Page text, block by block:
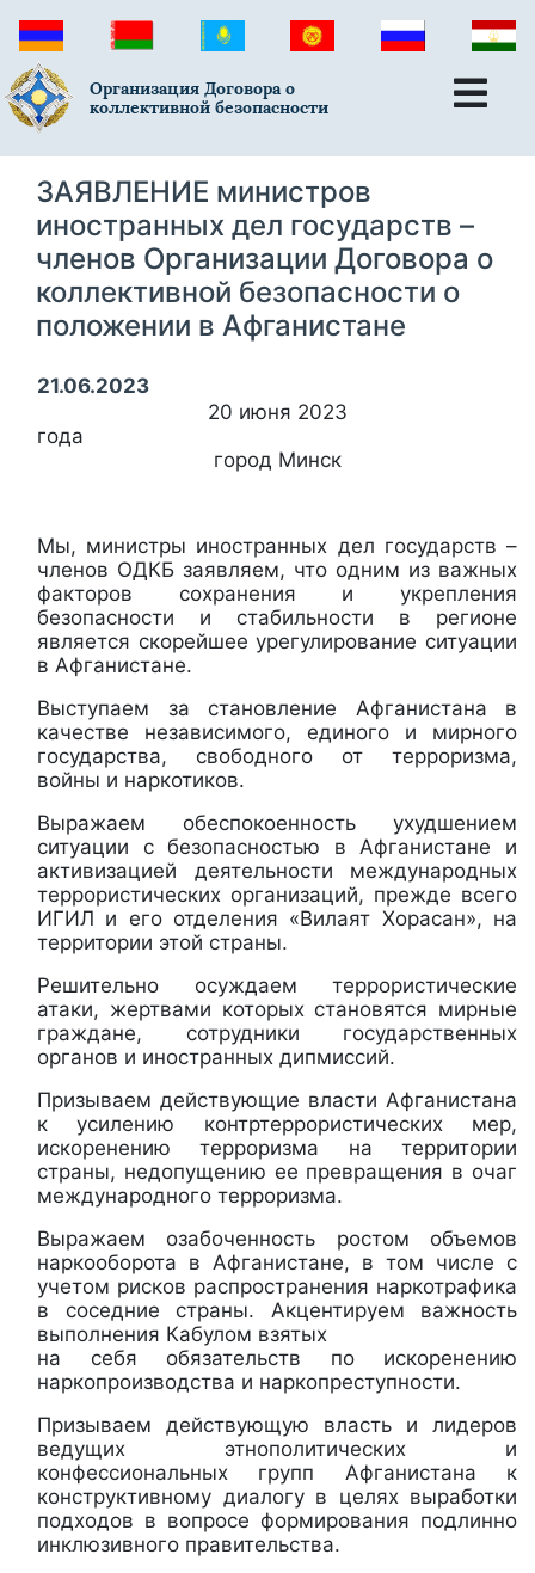
Организация Договора о
коллективной безопасности
ЗАЯВЛЕНИЕ министров
иностранных дел государств –
членов Организации Договора о
коллективной безопасности о
положении в Афганистане
21.06.2023
20 июня 2023
года
город Минск
Мы, министры иностранных дел государств –
членов ОДКБ заявляем, что одним из важных
факторов сохранения и укрепления
безопасности и стабильности в регионе
является скорейшее урегулирование ситуации
в Афганистане.
Выступаем за становление Афганистана в
качестве независимого, единого и мирного
государства, свободного от терроризма,
войны и наркотиков.
Выражаем обеспокоенность ухудшением
ситуации с безопасностью в Афганистане и
активизацией деятельности международных
террористических организаций, прежде всего
ИГИЛ и его отделения «Вилаят Хорасан», на
территории этой страны.
Решительно осуждаем террористические
атаки, жертвами которых становятся мирные
граждане, сотрудники государственных
органов и иностранных дипмиссий.
Призываем действующие власти Афганистана
к усилению контртеррористических мер,
искоренению терроризма на территории
страны, недопущению ее превращения в очаг
международного терроризма.
Выражаем озабоченность ростом объемов
наркооборота в Афганистане, в том числе с
учетом рисков распространения наркотрафика
в соседние страны. Акцентируем важность
выполнения Кабулом взятых
на себя обязательств по искоренению
наркопроизводства и наркопреступности.
Призываем действующую власть и лидеров
ведущих этнополитических и
конфессиональных групп Афганистана к
конструктивному диалогу в целях выработки
подходов в вопросе формирования подлинно
инклюзивного правительства.